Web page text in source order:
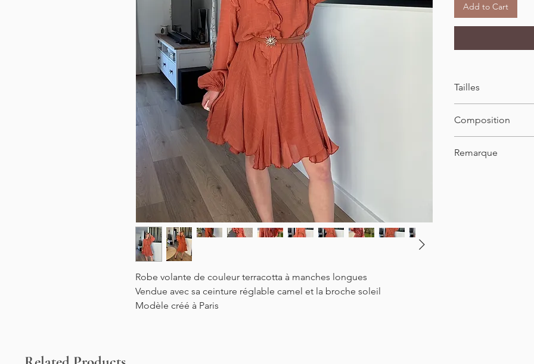
Robe volante de couleur terracotta à manches longues
Vendue avec sa ceinture réglable camel et la broche soleil
Modèle créé à Paris
Add to Cart
Tailles
Longueur : 93cm
Composition
45% polyalmide
Remarque